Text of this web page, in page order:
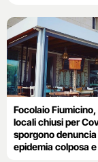
Focolaio
locali chiusi per
sporgono
epidemia colposa